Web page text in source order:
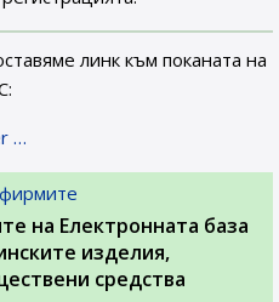
линк към поканата на
…
на Електронната база
изделия,
средства